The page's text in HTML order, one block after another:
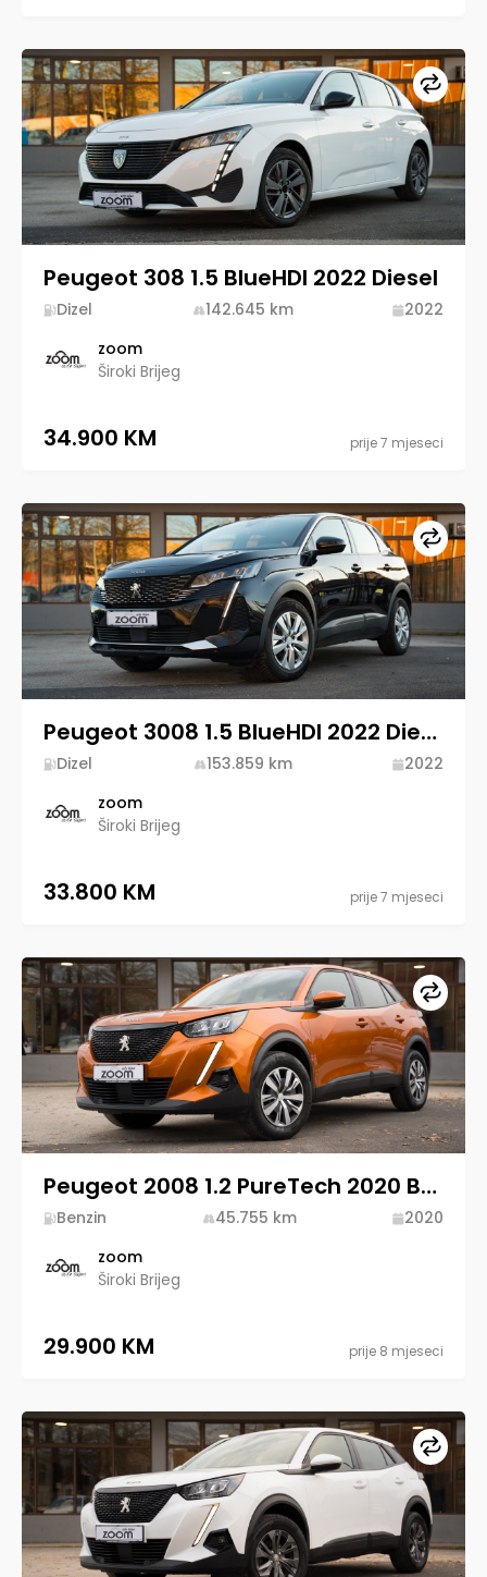
Peugeot 308 1.5 BlueHDI 2022 Diesel
Dizel 142.645 km
2022
zoom
Široki Brijeg
34.900 KM prije 7 mjeseci
Peugeot 3008 1.5 BlueHDI 2022 Diesel
Dizel 153.859 km
2022
zoom
Široki Brijeg
33.800 KM prije 7 mjeseci
Peugeot 2008 1.2 PureTech 2020 Benzin
Benzin 45.755 km
2020
zoom
Široki Brijeg
29.900 KM prije 8 mjeseci